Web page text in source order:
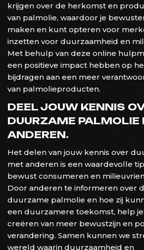
krijgen over de herkomst en
van palmolie, waardoor je
maken en kunt opteren voor
inzetten voor duurzaamheid en
Met behulp van deze online
een positieve impact hebben op
bijdragen aan een meer
van palmolieproducten.
DEEL JOUW KENNIS
DUURZAME PALMOLIE
ANDEREN.
Het delen van jouw kennis over
met anderen is een waardevolle
bewust consumeren en
Door anderen te informeren over
duurzame palmolie en hoe zij
een duurzamere toekomst, help
creëren van meer bewustzijn en
verandering. Samen kunnen we
wereld waarin duurzaamheid en